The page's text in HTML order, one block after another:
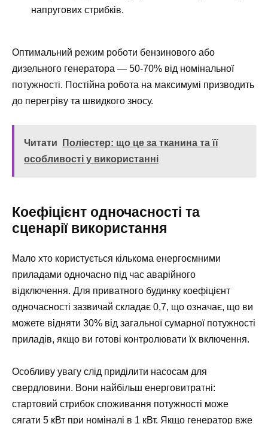
напругових стрибків.
Оптимальний режим роботи бензинового або
дизельного генератора — 50-70% від номінальної
потужності. Постійна робота на максимумі призводить
до перегріву та швидкого зносу.
Читати
Поліестер: що це за тканина та її
особливості у використанні
Коефіцієнт одночасності та
сценарії використання
Мало хто користується кількома енергоємними
приладами одночасно під час аварійного
відключення. Для приватного будинку коефіцієнт
одночасності зазвичай складає 0,7, що означає, що ви
можете відняти 30% від загальної сумарної потужності
приладів, якщо ви готові контролювати їх включення.
Особливу увагу слід приділити насосам для
свердловини. Вони найбільш енерговитратні:
стартовий стрибок споживання потужності може
сягати 5 кВт при номіналі в 1 кВт. Якщо генератор вже